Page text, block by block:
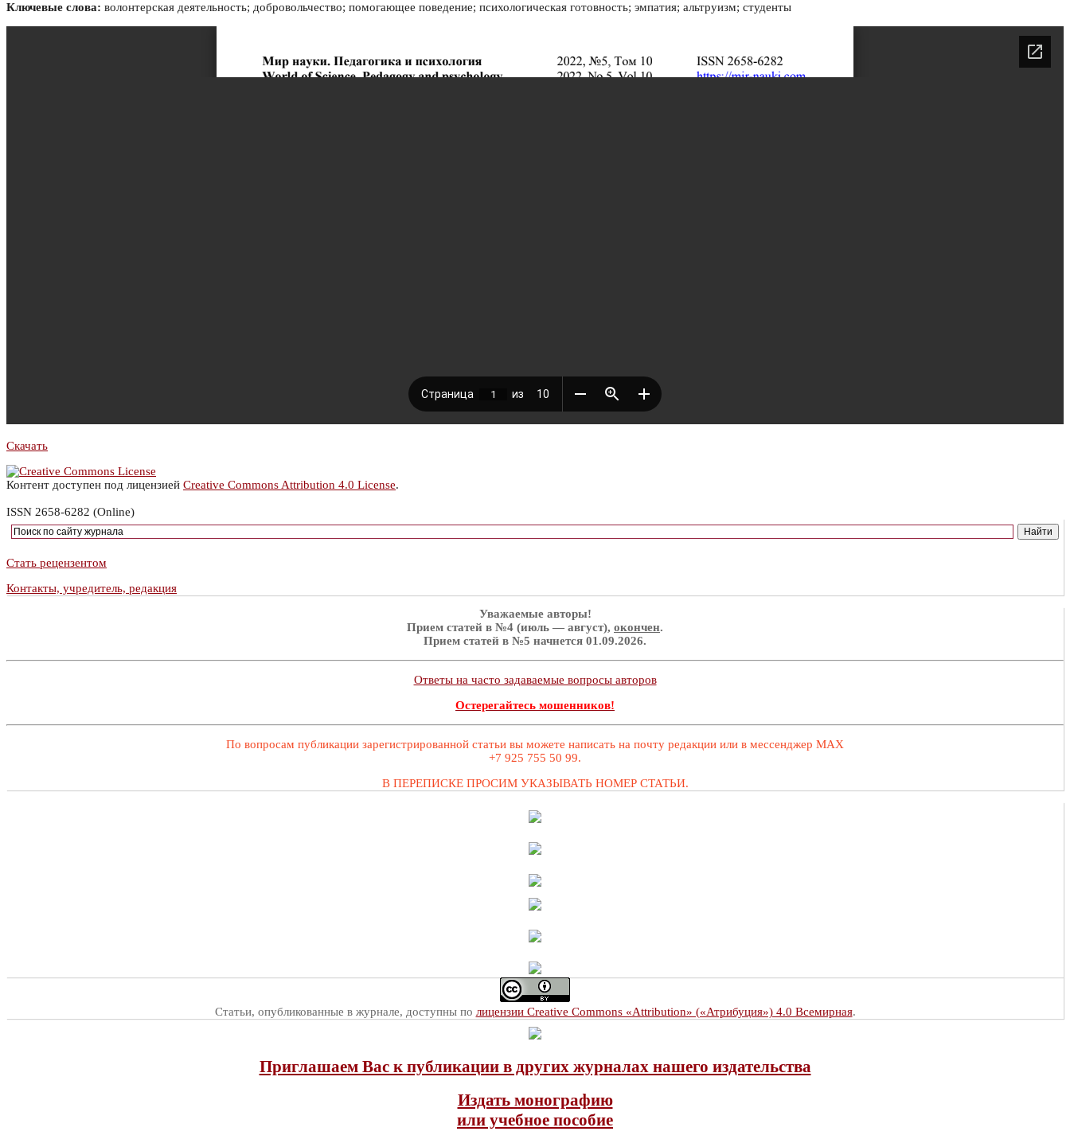
Ключевые слова: волонтерская деятельность; добровольчество; помогающее поведение; психологическая готовность; эмпатия; альтруизм; студенты
Скачать
Контент доступен под лицензией Creative Commons Attribution 4.0 License.
ISSN 2658-6282 (Online)
Стать рецензентом
Контакты, учредитель, редакция
Уважаемые авторы!
Прием статей в №4 (июль — август), окончен.
Прием статей в №5 начнется 01.09.2026.
Ответы на часто задаваемые вопросы авторов
Остерегайтесь мошенников!
По вопросам публикации зарегистрированной статьи вы можете написать на почту редакции или в мессенджер MAX
+7 925 755 50 99.
В ПЕРЕПИСКЕ ПРОСИМ УКАЗЫВАТЬ НОМЕР СТАТЬИ.
Статьи, опубликованные в журнале, доступны по лицензии Creative Commons «Attribution» («Атрибуция») 4.0 Всемирная.
Приглашаем Вас к публикации в других журналах нашего издательства
Издать монографию
или учебное пособие